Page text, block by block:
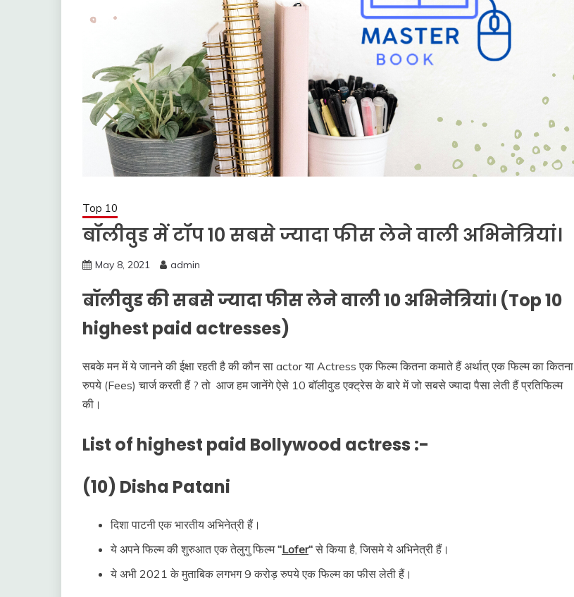
Top 10
बॉलीवुड में टॉप 10 सबसे ज्यादा फीस लेने वाली अभिनेत्रियां।
May 8, 2021 admin
बॉलीवुड की सबसे ज्यादा फीस लेने वाली 10 अभिनेत्रियां। (Top 10
highest paid actresses)
सबके मन में ये जानने की ईक्षा रहती है की कौन सा actor या Actress एक फिल्म कितना कमाते हैं अर्थात् एक फिल्म का कितना
रुपये (Fees) चार्ज करती हैं ? तो आज हम जानेंगे ऐसे 10 बॉलीवुड एक्ट्रेस के बारे में जो सबसे ज्यादा पैसा लेती हैं प्रतिफिल्म
की।
List of highest paid Bollywood actress :-
(10) Disha Patani
दिशा पाटनी एक भारतीय अभिनेत्री हैं।
ये अपने फिल्म की शुरुआत एक तेलुगु फिल्म“Lofer“से किया है, जिसमे ये अभिनेत्री हैं।
ये अभी 2021 के मुताबिक लगभग 9 करोड़ रुपये एक फिल्म का फीस लेती हैं।